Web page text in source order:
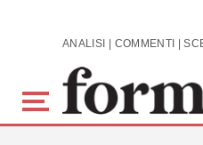
Skip to main content